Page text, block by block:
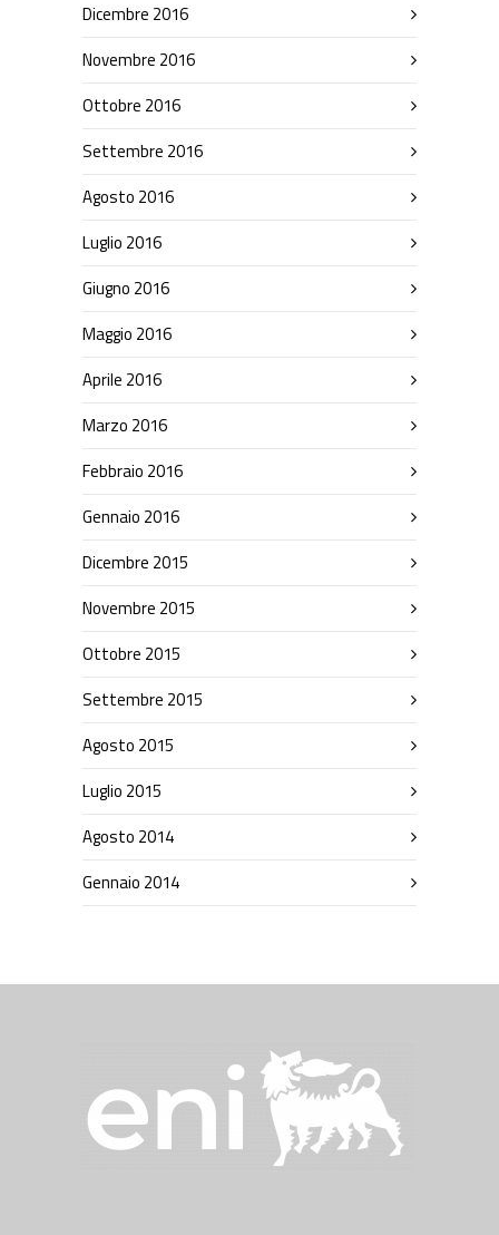
Dicembre 2016
Novembre 2016
Ottobre 2016
Settembre 2016
Agosto 2016
Luglio 2016
Giugno 2016
Maggio 2016
Aprile 2016
Marzo 2016
Febbraio 2016
Gennaio 2016
Dicembre 2015
Novembre 2015
Ottobre 2015
Settembre 2015
Agosto 2015
Luglio 2015
Agosto 2014
Gennaio 2014